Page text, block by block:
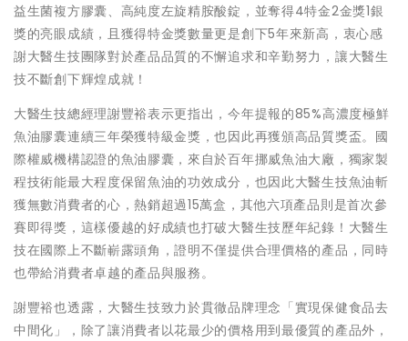
益生菌複方膠囊、高純度左旋精胺酸錠，並奪得4特金2金獎1銀
獎的亮眼成績，且獲得特金獎數量更是創下5年來新高，衷心感
謝大醫生技團隊對於產品品質的不懈追求和辛勤努力，讓大醫生
技不斷創下輝煌成就！
大醫生技總經理謝豐裕表示更指出，今年提報的85%高濃度極鮮
魚油膠囊連續三年榮獲特級金獎，也因此再獲頒高品質獎盃。國
際權威機構認證的魚油膠囊，來自於百年挪威魚油大廠，獨家製
程技術能最大程度保留魚油的功效成分，也因此大醫生技魚油斬
獲無數消費者的心，熱銷超過15萬盒，其他六項產品則是首次參
賽即得獎，這樣優越的好成績也打破大醫生技歷年紀錄！大醫生
技在國際上不斷嶄露頭角，證明不僅提供合理價格的產品，同時
也帶給消費者卓越的產品與服務。
謝豐裕也透露，大醫生技致力於貫徹品牌理念「實現保健食品去
中間化」，除了讓消費者以花最少的價格用到最優質的產品外，